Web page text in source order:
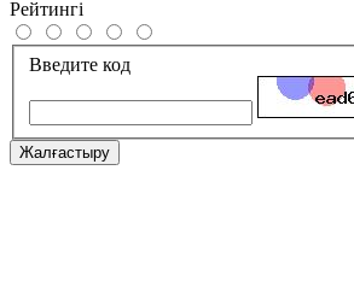
Рейтингі
Введите код
Жалғастыру